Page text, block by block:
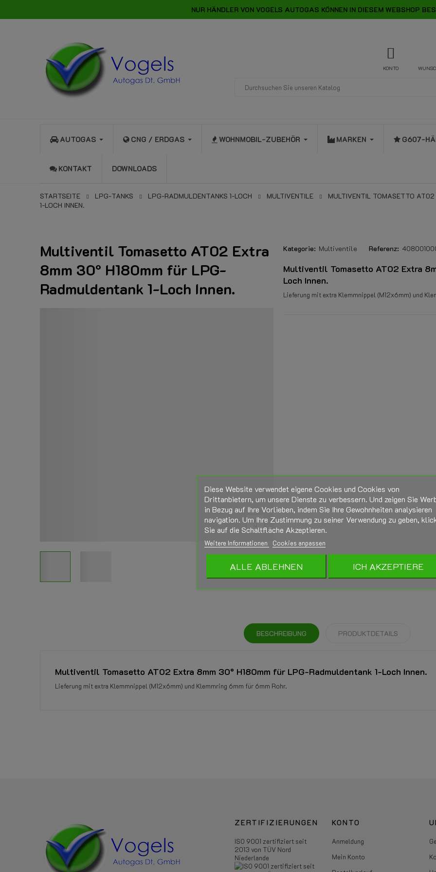
NUR HÄNDLER VON VOGELS AUTOGAS KÖNNEN IN DIESEM WEBSHOP
KONTO
AUTOGAS CNG / ERDGAS WOHNMOBIL-ZUBEHÖR MARKEN G607-
KONTAKT DOWNLOADS
STARTSEITE LPG-TANKS LPG-RADMULDENTANKS 1-LOCH MULTIVENTILE
MULTIVENTIL TOMASETTO
1-LOCH INNEN.
Multiventil Tomasetto AT02 Extra
8mm 30° H180mm für LPG-
Radmuldentank 1-Loch Innen.
Kategorie: Multiventile Referenz:
Multiventil Tomasetto AT02 Extra
Loch Innen.
Lieferung mit extra Klemmnippel (M12x6mm) und
BESCHREIBUNG PRODUKTDETAILS
Multiventil Tomasetto AT02 Extra 8mm 30° H180mm für LPG-Radmuldentank 1-Loch Innen.
Lieferung mit extra Klemmnippel (M12x6mm) und Klemmring 6mm für 6mm Rohr.
ZERTIFIZIERUNGEN
ISO 9001 zertifiziert seit
2013 von TÜV Nord
Niederlande
KONTO
Anmeldung
Mein Konto
Diese Website verwendet eigene Cookies und Cookies von
Drittanbietern, um unsere Dienste zu verbessern. Und zeigen Sie
in Bezug auf Ihre Vorlieben, indem Sie Ihre Gewohnheiten analysieren
navigation. Um Ihre Zustimmung zu seiner Verwendung zu geben,
Sie auf die Schaltfläche Akzeptieren.
Weitere Informationen Cookies anpassen
ALLE ABLEHNEN ICH AKZEPTIERE